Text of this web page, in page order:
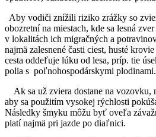
Aby vodiči znížili riziko zrážky so
obozretní na miestach, kde sa lesná
v lokalitách ich migračných a
najmä zalesnené časti ciest, husté
cesta oddeľuje lúku od lesa, príp. tie
polia s poľnohospodárskymi plodinami.
Ak sa už zviera dostane na vozovku,
aby sa použitím vysokej rýchlosti
Následky šmyku môžu byť oveľa
platí najmä pri jazde po diaľnici.